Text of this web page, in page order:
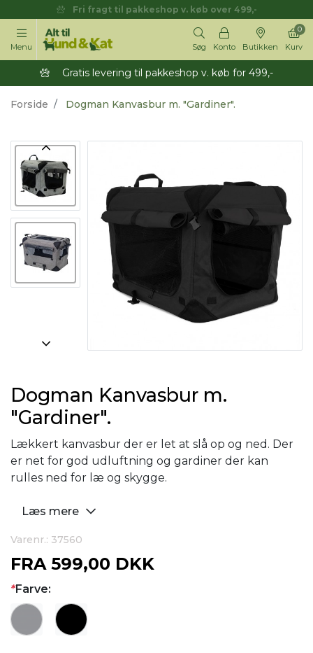
Fri fragt til pakkeshop v. køb over 499,-
Menu Søg Konto Butikken Kurv
0
Gratis levering til pakkeshop v. køb for 499,-
Forside Dogman Kanvasbur m. "Gardiner".
Dogman Kanvasbur m.
"Gardiner".
Lækkert kanvasbur der er let at slå op og ned. Der
er net for god udluftning og gardiner der kan
rulles ned for læ og skygge.
Læs mere
Varenr.: 37560
FRA 599,00 DKK
*Farve: